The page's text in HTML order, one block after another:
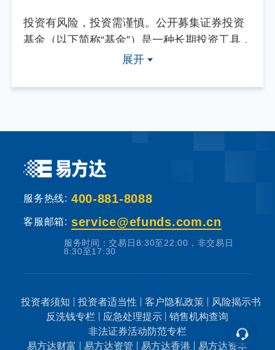
投资有风险，投资需谨慎。公开募集证券投资
基金（以下简称“基金”）是一种长期投资工具，
其主要功能是分散投资，降低投资单一证券所
提供固定收益预期的金融工具，当您购买基金
基金销售机构根据法规要求对投资者类别、风
险承受能力和基金的风险等级进行划分，并提
出适当性匹配意见。本基金法律文件中涉及基
金风险特征的表述与基金销售机构对基金的风
险评级可能不一致，您在做出投资决策之前，
书，充分认识本基金的风险收益特征和产品特
性，认真考虑本基金存在的各项风险因素，并
根据自身的投资目的、投资期限、投资经验、
展开
服务热线: 400-881-8088
客服邮箱: service@efunds.com.cn
服务时间：交易日8:30至22:00，非交易日
8:30至17:30
投资者须知 投资者适当性 客户隐私政策
风险揭示书
反洗钱专栏
应急处理提示
销售机构查询
非法证券活动防范专栏
易方达财富
易方达资管 易方达香港 易方达资本